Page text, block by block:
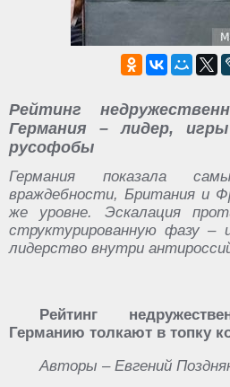
Рейтинг
Германия – лидер,
русофобы
Германия показала
враждебности, Британия и
же уровне. Эскалация
структурированную фазу –
лидерство внутри
Рейтинг
Германию толкают в топку
Авторы – Евгений